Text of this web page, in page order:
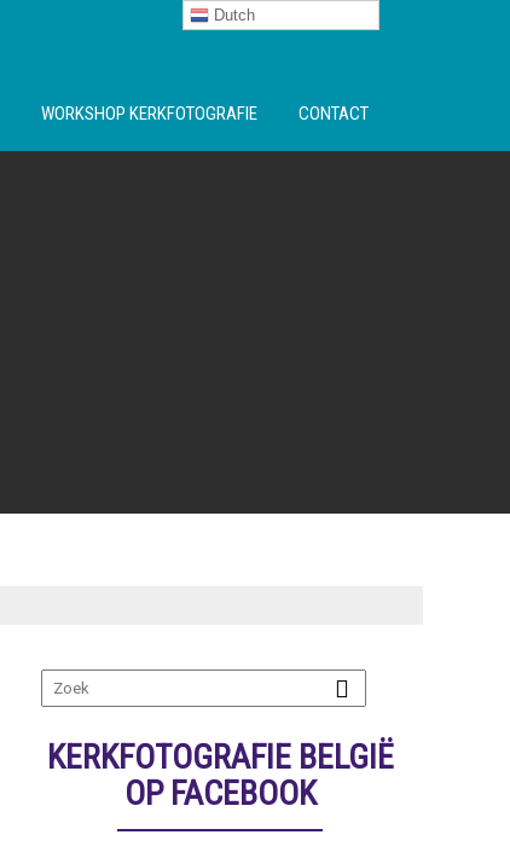
WORKSHOP KERKFOTOGRAFIE CONTACT
KERKFOTOGRAFIE BELGIË
OP FACEBOOK
Dutch